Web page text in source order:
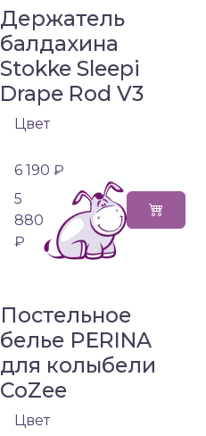
Держатель
балдахина
Stokke Sleepi
Drape Rod V3
Цвет
6 190 ₽
5
880
₽
Постельное
белье PERINA
для колыбели
CoZee
Цвет